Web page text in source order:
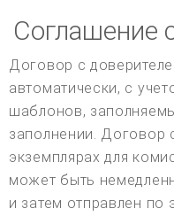
Соглашение
Договор с
автоматически, с
шаблонов,
заполнении. Договор
экземплярах для
может быть
и затем отправлен по